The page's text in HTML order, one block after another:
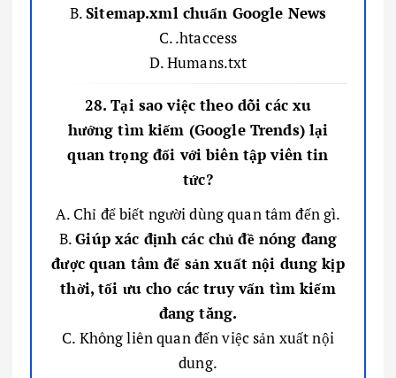
B.Sitemap.xml chuẩn Google News
C. .htaccess
D. Humans.txt
28. Tại sao việc theo dõi các xu
hướng tìm kiếm (Google Trends) lại
quan trọng đối với biên tập viên tin
tức?
A. Chỉ để biết người dùng quan tâm đến gì.
B.Giúp xác định các chủ đề nóng đang
được quan tâm để sản xuất nội dung kịp
thời, tối ưu cho các truy vấn tìm kiếm
đang tăng.
C. Không liên quan đến việc sản xuất nội
dung.